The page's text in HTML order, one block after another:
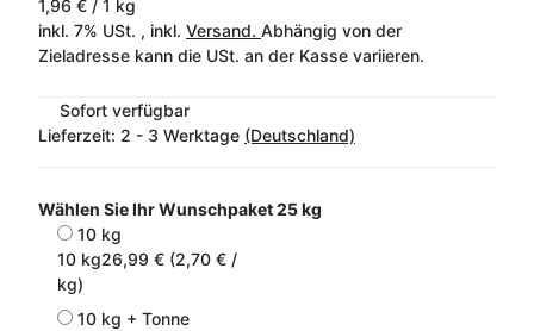
1,96 € / 1 kg
inkl. 7% USt. , inkl. Versand. Abhängig von der
Zieladresse kann die USt. an der Kasse variieren.
Sofort verfügbar
Lieferzeit: 2 - 3 Werktage (Deutschland)
Wählen Sie Ihr Wunschpaket25 kg
10 kg
10 kg26,99 € (2,70 € /
kg)
10 kg + Tonne